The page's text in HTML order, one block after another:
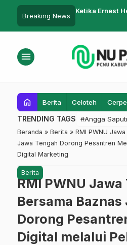
Breaking News
Sepanjang
Rp15,6 Miliar
menu
home Berita Celoteh
TRENDING TAGS #Angga
Beranda » Berita » RMI PWNU
Jawa Tengah Dorong Pesantren
Digital Marketing
Berita
RMI PWNU Jawa
Bersama Baznas
Dorong
Digital melalui